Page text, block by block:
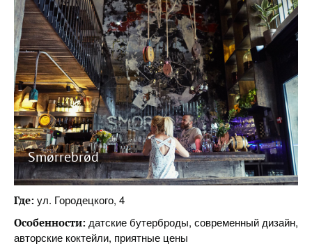
Smørrebrød
Где: ул. Городецкого, 4
Особенности: датские бутерброды, современный дизайн,
авторские коктейли, приятные цены